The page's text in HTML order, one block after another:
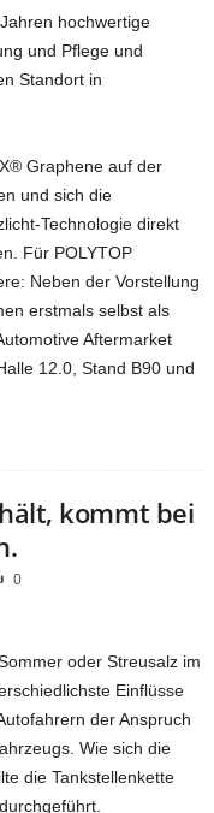
hochwertige
und Pflege und
Standort in
Graphene auf der
und sich die
Technologie direkt
Für POLYTOP
Neben der Vorstellung
erstmals selbst als
Aftermarket
12.0, Stand B90 und
kommt bei
0
oder Streusalz im
Einflüsse
der Anspruch
Wie sich die
die Tankstellenkette